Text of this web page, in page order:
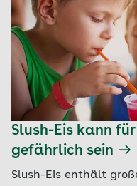
Slush-Eis kann
gefährlich sein
Slush-Eis enthält